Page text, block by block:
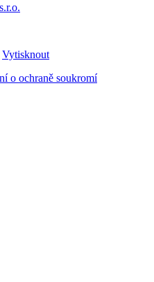
Vytisknout
o ochraně soukromí